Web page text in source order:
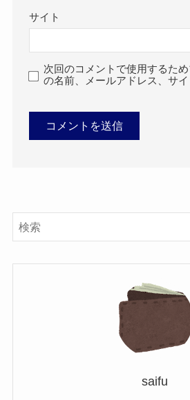
サイト
次回のコメントで使用するた
の名前、メールアドレス、サイ
saifu